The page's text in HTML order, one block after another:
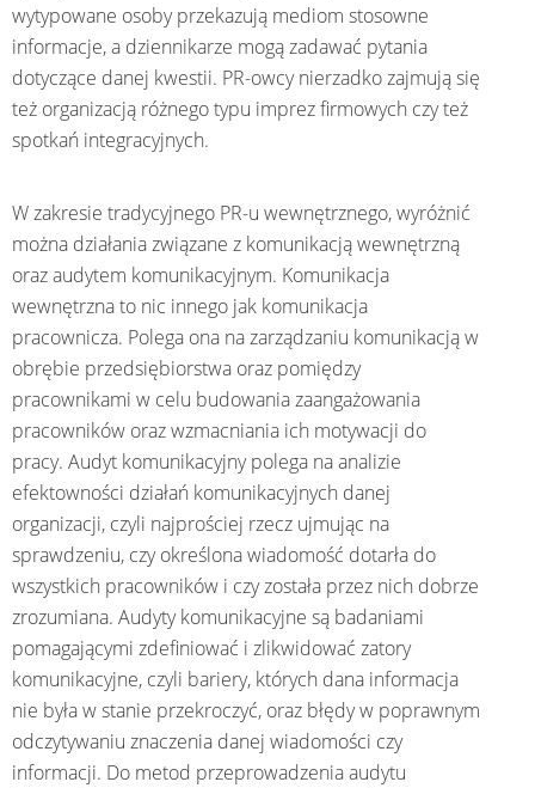
wytypowane osoby przekazują mediom stosowne
informacje, a dziennikarze mogą zadawać pytania
dotyczące danej kwestii. PR-owcy nierzadko zajmują się
też organizacją różnego typu imprez firmowych czy też
spotkań integracyjnych.
W zakresie tradycyjnego PR-u wewnętrznego, wyróżnić
można działania związane z komunikacją wewnętrzną
oraz audytem komunikacyjnym. Komunikacja
wewnętrzna to nic innego jak komunikacja
pracownicza. Polega ona na zarządzaniu komunikacją w
obrębie przedsiębiorstwa oraz pomiędzy
pracownikami w celu budowania zaangażowania
pracowników oraz wzmacniania ich motywacji do
pracy. Audyt komunikacyjny polega na analizie
efektowności działań komunikacyjnych danej
organizacji, czyli najprościej rzecz ujmując na
sprawdzeniu, czy określona wiadomość dotarła do
wszystkich pracowników i czy została przez nich dobrze
zrozumiana. Audyty komunikacyjne są badaniami
pomagającymi zdefiniować i zlikwidować zatory
komunikacyjne, czyli bariery, których dana informacja
nie była w stanie przekroczyć, oraz błędy w poprawnym
odczytywaniu znaczenia danej wiadomości czy
informacji. Do metod przeprowadzenia audytu